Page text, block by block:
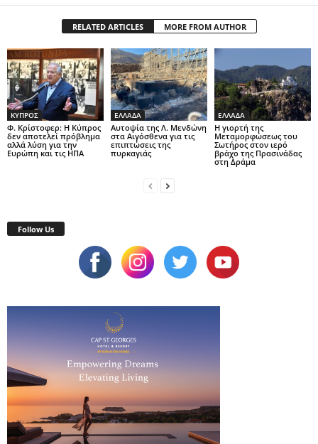
RELATED ARTICLES MORE FROM AUTHOR
ΚΥΠΡΟΣ
Φ. Κρίστοφερ: Η Κύπρος
δεν αποτελεί πρόβλημα
αλλά λύση για την
Ευρώπη και τις ΗΠΑ
ΕΛΛΑΔΑ
Αυτοψία της Λ. Μενδώνη
στα Αιγόσθενα για τις
επιπτώσεις της
πυρκαγιάς
ΕΛΛΑΔΑ
Η γιορτή της
Μεταμορφώσεως του
Σωτήρος στον ιερό
βράχο της Πρασινάδας
στη Δράμα
Follow Us